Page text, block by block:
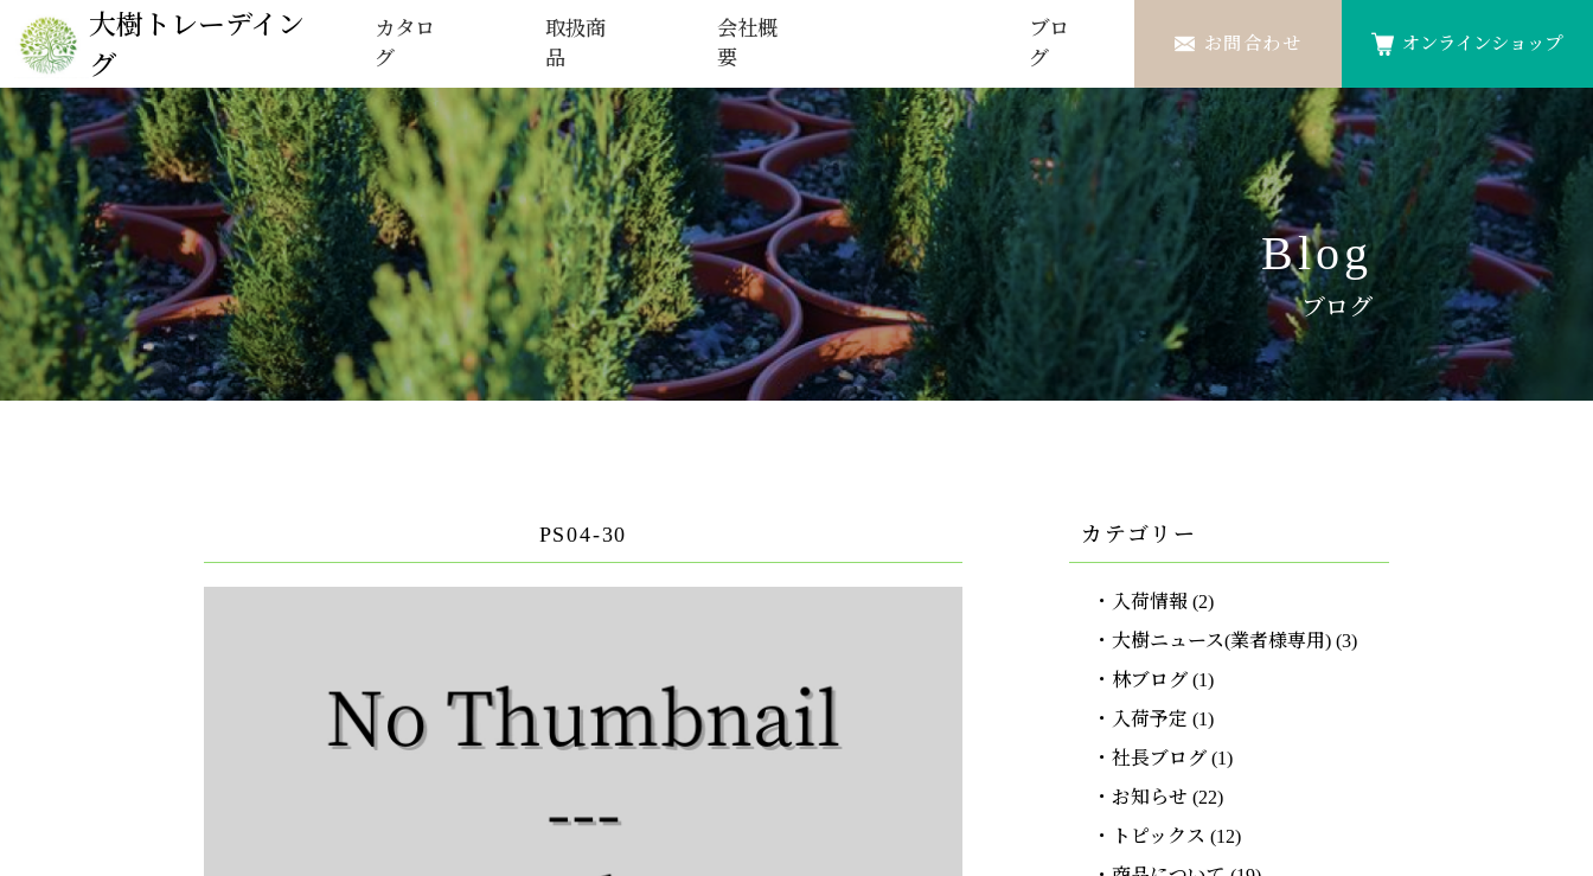
大樹トレーデイン
グ
カタロ
グ
取扱商
品
会社概
要
ブロ
グ
お問合わせ オンラインショップ
Blog
ブログ
PS04-30 カテゴリー
入荷情報 (2)
大樹ニュース(業者様専用) (3)
林ブログ (1)
入荷予定 (1)
社長ブログ (1)
お知らせ (22)
トピックス (12)